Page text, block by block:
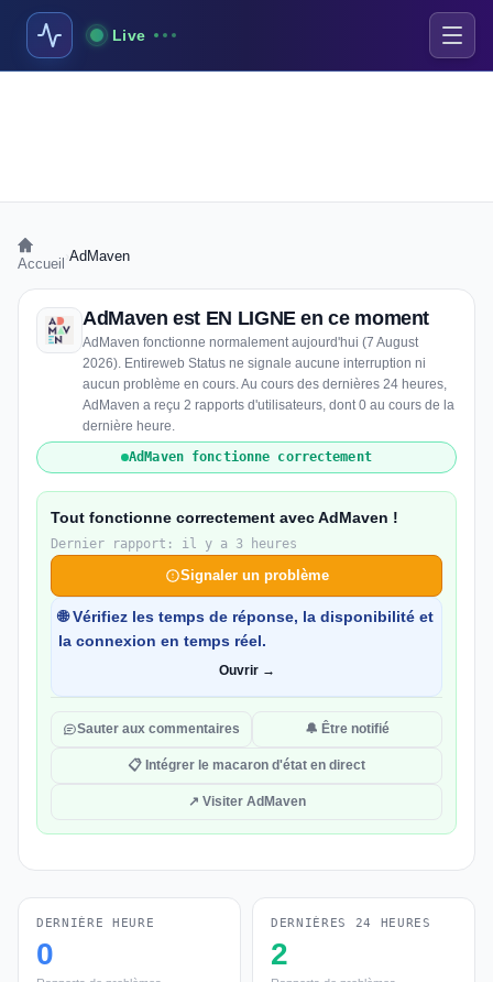
Live
Accueil AdMaven
AdMaven est EN LIGNE en ce moment
AdMaven fonctionne normalement aujourd'hui (7 August
2026). Entireweb Status ne signale aucune interruption ni
aucun problème en cours. Au cours des dernières 24 heures,
AdMaven a reçu 2 rapports d'utilisateurs, dont 0 au cours de la
dernière heure.
AdMaven fonctionne correctement
Tout fonctionne correctement avec AdMaven !
Dernier rapport: il y a 3 heures
Signaler un problème
🌐 Vérifiez les temps de réponse, la disponibilité et
la connexion en temps réel.
Ouvrir →
Sauter aux commentaires 🔔 Être notifié
📋 Intégrer le macaron d'état en direct
↗ Visiter AdMaven
DERNIÈRE HEURE
0
DERNIÈRES 24 HEURES
2